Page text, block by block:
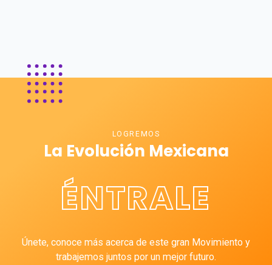
LOGREMOS
La Evolución Mexicana
ÉNTRALE
Únete, conoce más acerca de este gran Movimiento y
trabajemos juntos por un mejor futuro.